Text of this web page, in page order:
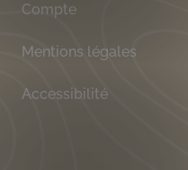
Compte
Mentions légales
Accessibilité